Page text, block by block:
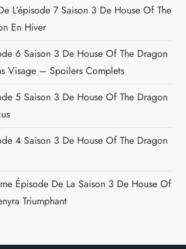
L’épisode 7 Saison 3 De House Of The
En Hiver
6 Saison 3 De House Of The Dragon
Visage – Spoilers Complets
5 Saison 3 De House Of The Dragon
4 Saison 3 De House Of The Dragon
Épisode De La Saison 3 De House Of
Triumphant